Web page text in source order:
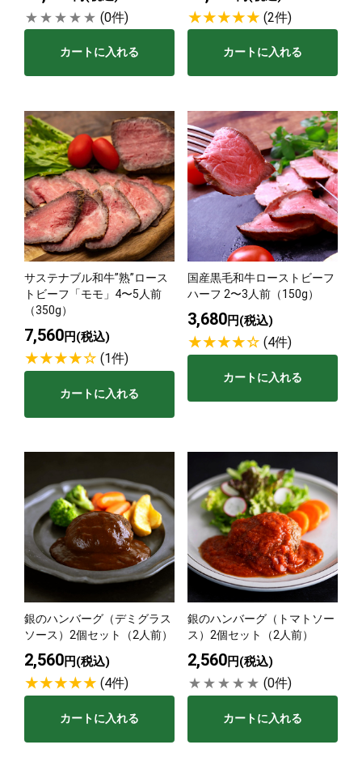
(0件)
カートに入れる
(2件)
カートに入れる
サステナブル和牛”熟”ロース
トビーフ「モモ」4〜5人前
（350g）
7,560円(税込)
(1件)
カートに入れる
国産黒毛和牛ローストビーフ
ハーフ 2〜3人前（150g）
3,680円(税込)
(4件)
カートに入れる
銀のハンバーグ（デミグラス
ソース）2個セット（2人前）
2,560円(税込)
(4件)
カートに入れる
銀のハンバーグ（トマトソー
ス）2個セット（2人前）
2,560円(税込)
(0件)
カートに入れる